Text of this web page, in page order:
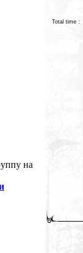
на
Total time :